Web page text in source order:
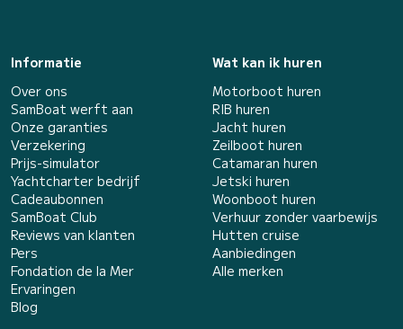
Informatie
Over ons
SamBoat werft aan
Onze garanties
Verzekering
Prijs-simulator
Yachtcharter bedrijf
Cadeaubonnen
SamBoat Club
Reviews van klanten
Pers
Fondation de la Mer
Ervaringen
Blog
Wat kan ik huren
Motorboot huren
RIB huren
Jacht huren
Zeilboot huren
Catamaran huren
Jetski huren
Woonboot huren
Verhuur zonder vaarbewijs
Hutten cruise
Aanbiedingen
Alle merken